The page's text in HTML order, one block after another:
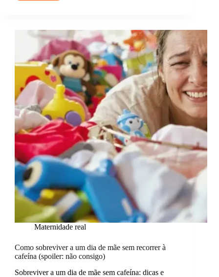
que
favoreça
seu
bem-
estar
sem
culpa
ou
pressões
externas
Maternidade real
Como sobreviver a um dia de mãe sem recorrer à
cafeína (spoiler: não consigo)
Sobreviver a um dia de mãe sem cafeína: dicas e